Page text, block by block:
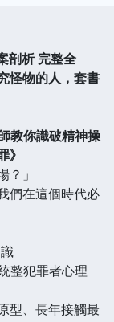
析 完整全
怪物的人，套書
你識破精神操
》
」
在這個時代必
犯罪者心理
、長年接觸最